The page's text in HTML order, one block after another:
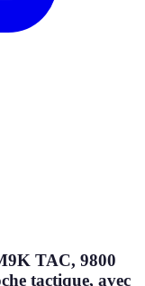
TAC, 9800
tactique, avec